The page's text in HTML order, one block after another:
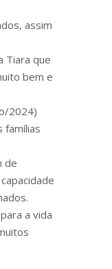
assim
Tiara que
bem e
2024)
famílias
de
a vida